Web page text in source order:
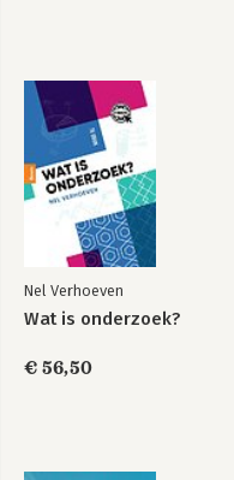
Nel Verhoeven
Wat is onderzoek?
€ 56,50